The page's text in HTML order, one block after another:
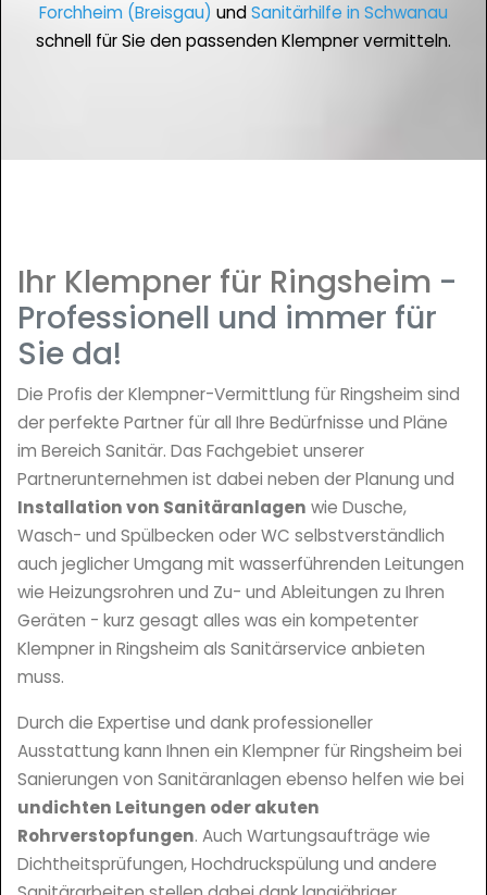
Forchheim (Breisgau) undSanitärhilfe in Schwanau
schnell für Sie den passenden Klempner vermitteln.
Ihr Klempner für Ringsheim -
Professionell und immer für
Sie da!
Die Profis der Klempner-Vermittlung für Ringsheim sind
der perfekte Partner für all Ihre Bedürfnisse und Pläne
im Bereich Sanitär. Das Fachgebiet unserer
Partnerunternehmen ist dabei neben der Planung und
Installation von Sanitäranlagen wie Dusche,
Wasch- und Spülbecken oder WC selbstverständlich
auch jeglicher Umgang mit wasserführenden Leitungen
wie Heizungsrohren und Zu- und Ableitungen zu Ihren
Geräten - kurz gesagt alles was ein kompetenter
Klempner in Ringsheim als Sanitärservice anbieten
muss.
Durch die Expertise und dank professioneller
Ausstattung kann Ihnen ein Klempner für Ringsheim bei
Sanierungen von Sanitäranlagen ebenso helfen wie bei
undichten Leitungen oder akuten
Rohrverstopfungen. Auch Wartungsaufträge wie
Dichtheitsprüfungen, Hochdruckspülung und andere